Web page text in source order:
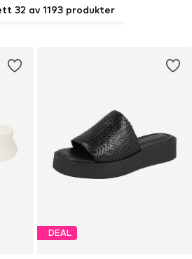
DEAL
32 av 1193 produkter